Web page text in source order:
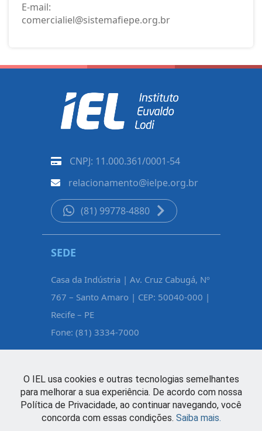
E-mail:
comercialiel@sistemafiepe.org.br
CNPJ: 11.000.361/0001-54
relacionamento@ielpe.org.br
(81) 99778-4880
SEDE
Casa da Indústria | Av. Cruz Cabugá, Nº
767 – Santo Amaro | CEP: 50040-000 |
Recife – PE
Fone: (81) 3334-7000
O IEL usa cookies e outras tecnologias semelhantes
para melhorar a sua experiência. De acordo com nossa
Política de Privacidade, ao continuar navegando, você
concorda com essas condições. Saiba mais.